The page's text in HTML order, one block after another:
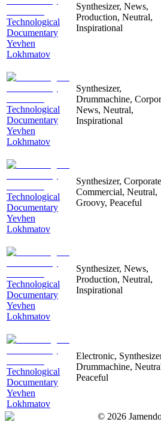
Technological
Documentary
Yevhen
Lokhmatov
Synthesizer, News,
Production, Neutral,
Inspirational
Technological
Documentary
Yevhen
Lokhmatov
Synthesizer,
Drummachine,
News, Neutral,
Inspirational
Technological
Documentary
Yevhen
Lokhmatov
Synthesizer,
Commercial, Neutral,
Groovy, Peaceful
Technological
Documentary
Yevhen
Lokhmatov
Synthesizer, News,
Production, Neutral,
Inspirational
Technological
Documentary
Yevhen
Lokhmatov
Electronic,
Drummachine,
Peaceful
© 2026